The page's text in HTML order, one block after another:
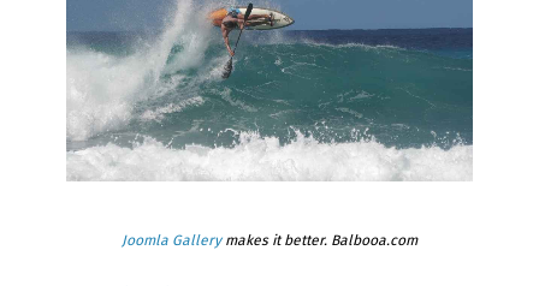
Joomla Gallerymakes it better. Balbooa.com